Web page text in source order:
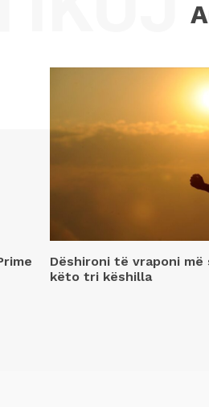
Dëshironi të vraponi
këto tri këshilla